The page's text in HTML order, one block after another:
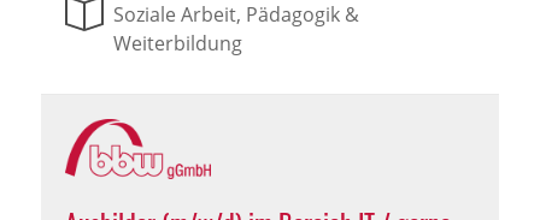
Soziale Arbeit, Pädagogik &
Weiterbildung